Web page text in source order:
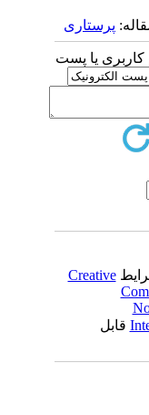
پرستاری
یا پست
Creative
قابل